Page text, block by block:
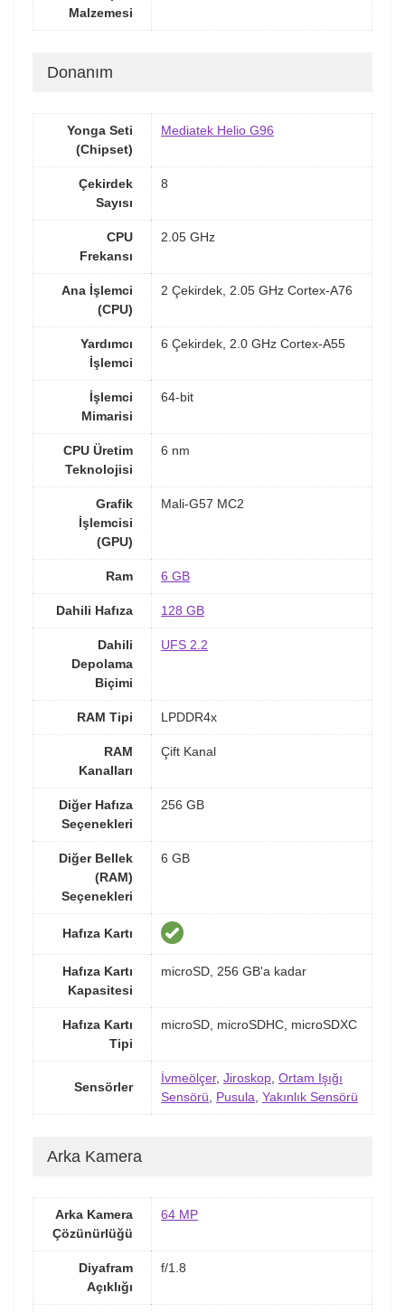
Malzemesi
Donanım
Yonga Seti
(Chipset)
Mediatek Helio G96
Çekirdek
Sayısı
8
CPU
Frekansı
2.05 GHz
Ana İşlemci
(CPU)
2 Çekirdek, 2.05 GHz Cortex-A76
Yardımcı
İşlemci
6 Çekirdek, 2.0 GHz Cortex-A55
İşlemci
Mimarisi
64-bit
CPU Üretim
Teknolojisi
6 nm
Grafik
İşlemcisi
(GPU)
Mali-G57 MC2
Ram 6 GB
Dahili Hafıza 128 GB
Dahili
Depolama
Biçimi
UFS 2.2
RAM Tipi LPDDR4x
RAM
Kanalları
Çift Kanal
Diğer Hafıza
Seçenekleri
256 GB
Diğer Bellek
(RAM)
Seçenekleri
6 GB
Hafıza Kartı
Hafıza Kartı
Kapasitesi
microSD, 256 GB'a kadar
Hafıza Kartı
Tipi
microSD, microSDHC, microSDXC
Sensörler
İvmeölçer, Jiroskop Ortam Işığı
Sensörü
Pusula Yakınlık Sensörü
Arka Kamera
Arka Kamera
Çözünürlüğü
64 MP
Diyafram
Açıklığı
f/1.8